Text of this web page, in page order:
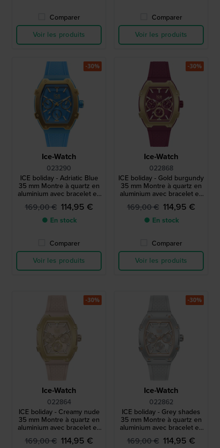
Comparer
Voir les produits
Comparer
Voir les produits
Ice-Watch
023290
ICE boliday - Adriatic Blue
35 mm Montre à quartz en
aluminium avec bracelet en
silicone - Taille petite
169,00 € 114,95 €
● En stock
Comparer
Voir les produits
-30%
Ice-Watch
022868
ICE boliday - Gold burgundy
35 mm Montre à quartz en
aluminium avec bracelet en
silicone - Taille petite
169,00 € 114,95 €
● En stock
Comparer
Voir les produits
-30%
Ice-Watch
022864
ICE boliday - Creamy nude
35 mm Montre à quartz en
aluminium avec bracelet en
silicone - Taille petite
169,00 € 114,95 €
-30%
Ice-Watch
022862
ICE boliday - Grey shades
35 mm Montre à quartz en
aluminium avec bracelet en
silicone - Taille petite
169,00 € 114,95 €
-30%